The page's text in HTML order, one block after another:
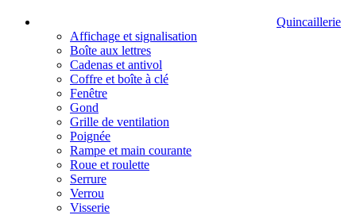
Quincaillerie
Affichage et signalisation
Boîte aux lettres
Cadenas et antivol
Coffre et boîte à clé
Fenêtre
Gond
Grille de ventilation
Poignée
Rampe et main courante
Roue et roulette
Serrure
Verrou
Visserie